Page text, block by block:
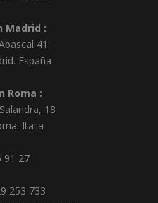
Madrid :
41
. España
Roma :
18
Italia
91 27
253 733